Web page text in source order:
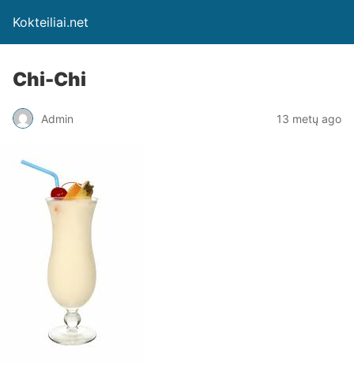
Kokteiliai.net
Chi-Chi
Admin 13 metų ago